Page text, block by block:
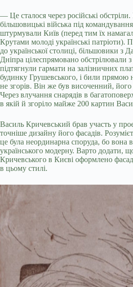
— Це сталося через російські
більшовицькі війська під
штурмували Київ (перед тим їх
Крутами молоді українські патріоти).
до української столиці, більшовики з
Дніпра цілеспрямовано обстрілювали
підтягнули гармати на залізничних
будинку Грушевського, і били прямою
не згорів. Він же був височенний, його
Через влучання снарядів в
в якій й згоріло майже 200 картин
Василь Кричевський брав участь у
точніше дизайну його фасадів.
це була неординарна споруда, бо вона
українського модерну. Варто додати,
Кричевського в Києві оформлено
в цьому стилі.